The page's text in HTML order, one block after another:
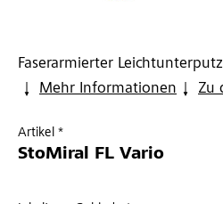
Faserarmierter
Mehr Informationen
Zu
Artikel *
StoMiral FL Vario